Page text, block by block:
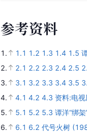
参考资料
1. 1.1 1.2 1.3 1.4 1.5
2.
2.1 2.2 2.3 2.4 2.5
3.
3.1 3.2 3.3 3.4 3.5
4.
4.1 4.2 4.3 资料:电
5.
5.1 5.2 5.3 谭洋“绑
6.
6.1 6.2 代号火树